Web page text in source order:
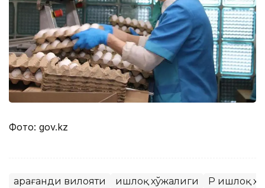
Фото: gov.kz
Қарағанди вилояти Қишлоқ хўжалиги ҚР Қишлоқ